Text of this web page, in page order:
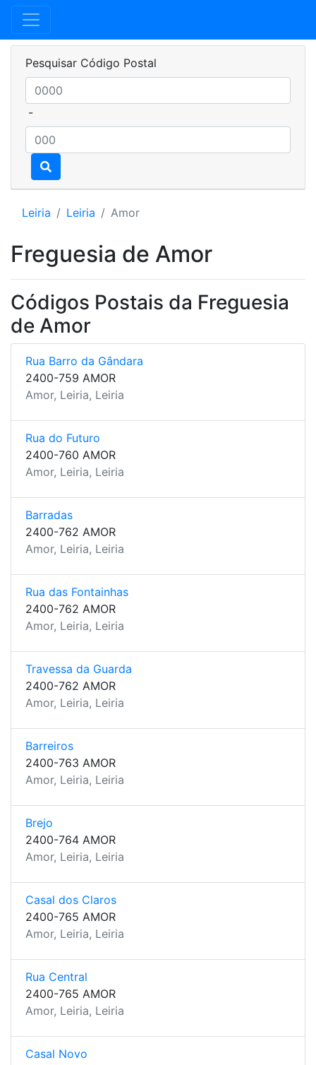
Pesquisar Código Postal
-
Leiria Leiria Amor
Freguesia de Amor
Códigos Postais da Freguesia
de Amor
Rua Barro da Gândara
2400-759 AMOR
Amor, Leiria, Leiria
Rua do Futuro
2400-760 AMOR
Amor, Leiria, Leiria
Barradas
2400-762 AMOR
Amor, Leiria, Leiria
Rua das Fontainhas
2400-762 AMOR
Amor, Leiria, Leiria
Travessa da Guarda
2400-762 AMOR
Amor, Leiria, Leiria
Barreiros
2400-763 AMOR
Amor, Leiria, Leiria
Brejo
2400-764 AMOR
Amor, Leiria, Leiria
Casal dos Claros
2400-765 AMOR
Amor, Leiria, Leiria
Rua Central
2400-765 AMOR
Amor, Leiria, Leiria
Casal Novo